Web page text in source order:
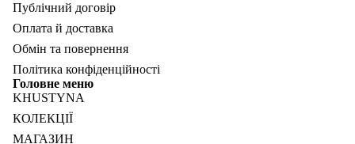
Публічний договір
Оплата й доставка
Обмін та повернення
Політика конфіденційності
Головне меню
KHUSTYNA
КОЛЕКЦІЇ
МАГАЗИН